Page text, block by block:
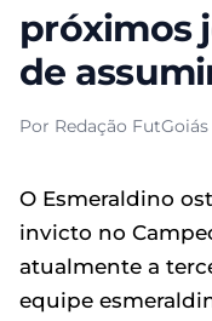
próximos
de
Por Redação
O Esmeraldino
invicto no
atualmente a
equipe